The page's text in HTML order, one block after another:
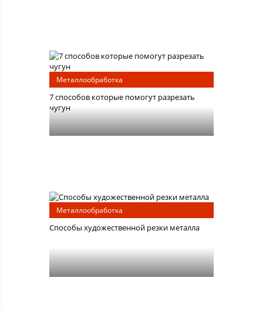
Металлообработка
7 способов которые помогут разрезать
чугун
Металлообработка
Способы художественной резки металла